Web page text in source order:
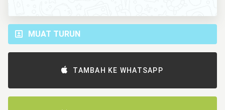
MUAT TURUN
TAMBAH KE WHATSAPP